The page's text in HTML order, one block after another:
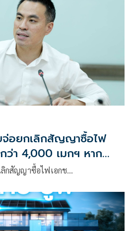
จ่อยกเลิกสัญญาซื้อไฟ
ว่า 4,000 เมกฯ หาก
ม่ได้ข้อยุติ
ลิกสัญญาซื้อไฟเอกช…